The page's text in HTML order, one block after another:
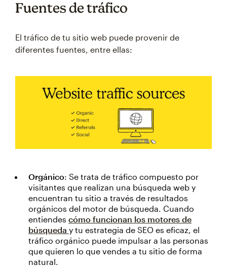
Fuentes de tráfico
El tráfico de tu sitio web puede provenir de
diferentes fuentes, entre ellas:
Orgánico: Se trata de tráfico compuesto por
visitantes que realizan una búsqueda web y
encuentran tu sitio a través de resultados
orgánicos del motor de búsqueda. Cuando
entiendes cómo funcionan los motores de
búsqueda y tu estrategia de SEO es eficaz, el
tráfico orgánico puede impulsar a las personas
que quieren lo que vendes a tu sitio de forma
natural.